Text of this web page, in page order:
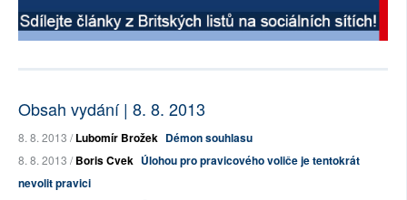
Obsah vydání | 8. 8. 2013
8. 8. 2013 /Lubomír Brožek Démon souhlasu
8. 8. 2013 /Boris Cvek Úlohou pro pravicového voliče je tentokrát
nevolit pravici